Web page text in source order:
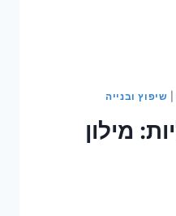
שיפוץ ובנייה
מילון